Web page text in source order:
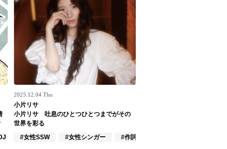
2025.12.04 Thu
小片リサ
小片リサ 吐息のひとつひとつまでがその
世界を彩る
#女性SSW
#女性シンガー #作詞/作曲家